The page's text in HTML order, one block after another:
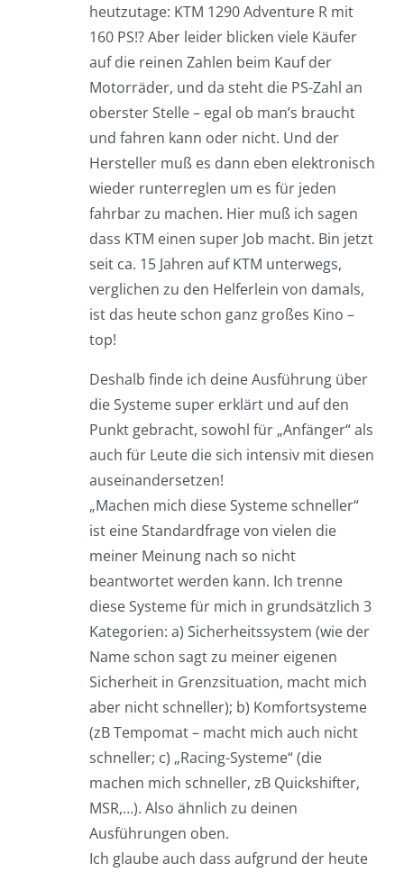
heutzutage: KTM 1290 Adventure R mit
160 PS!? Aber leider blicken viele Käufer
auf die reinen Zahlen beim Kauf der
Motorräder, und da steht die PS-Zahl an
oberster Stelle – egal ob man’s braucht
und fahren kann oder nicht. Und der
Hersteller muß es dann eben elektronisch
wieder runterreglen um es für jeden
fahrbar zu machen. Hier muß ich sagen
dass KTM einen super Job macht. Bin jetzt
seit ca. 15 Jahren auf KTM unterwegs,
verglichen zu den Helferlein von damals,
ist das heute schon ganz großes Kino –
top!
Deshalb finde ich deine Ausführung über
die Systeme super erklärt und auf den
Punkt gebracht, sowohl für „Anfänger“ als
auch für Leute die sich intensiv mit diesen
auseinandersetzen!
„Machen mich diese Systeme schneller“
ist eine Standardfrage von vielen die
meiner Meinung nach so nicht
beantwortet werden kann. Ich trenne
diese Systeme für mich in grundsätzlich 3
Kategorien: a) Sicherheitssystem (wie der
Name schon sagt zu meiner eigenen
Sicherheit in Grenzsituation, macht mich
aber nicht schneller); b) Komfortsysteme
(zB Tempomat – macht mich auch nicht
schneller; c) „Racing-Systeme“ (die
machen mich schneller, zB Quickshifter,
MSR,…). Also ähnlich zu deinen
Ausführungen oben.
Ich glaube auch dass aufgrund der heute